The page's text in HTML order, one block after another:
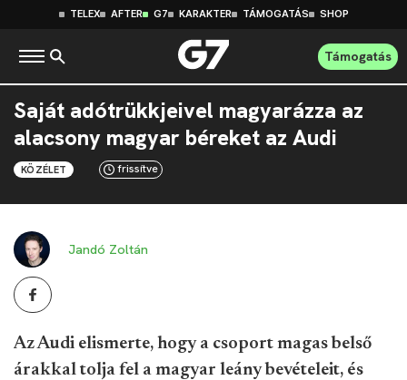
TELEX AFTER G7 KARAKTER TÁMOGATÁS SHOP
Támogatás
Saját adótrükkjeivel magyarázza az
alacsony magyar béreket az Audi
KÖZÉLET frissítve
Jandó Zoltán
Az Audi elismerte, hogy a csoport magas belső
árakkal tolja fel a magyar leány bevételeit, és